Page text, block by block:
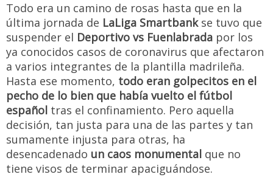
Todo era un camino de rosas hasta que en la
última jornada de LaLiga Smartbankse tuvo que
suspender el Deportivo vs Fuenlabrada por los
ya conocidos casos de coronavirus que afectaron
a varios integrantes de la plantilla madrileña.
Hasta ese momento, todo eran golpecitos en el
pecho de lo bien que había vuelto el fútbol
español tras el confinamiento. Pero aquella
decisión, tan justa para una de las partes y tan
sumamente injusta para otras, ha
desencadenado un caos monumental que no
tiene visos de terminar apaciguándose.